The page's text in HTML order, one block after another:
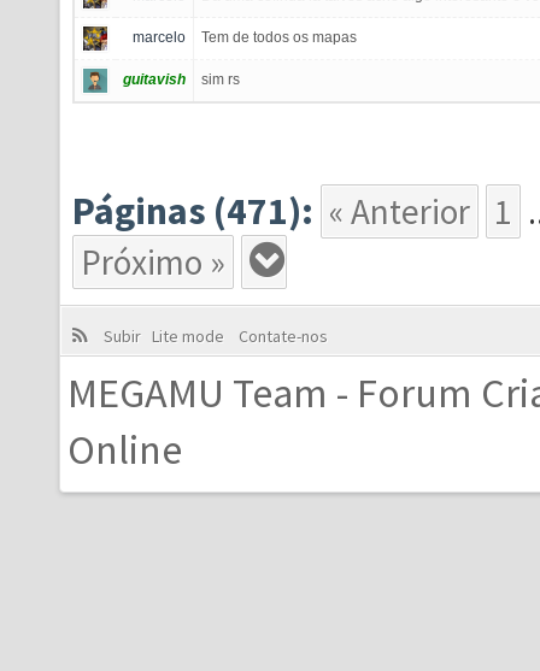
marcelo Tem de todos os mapas
guitavish sim rs
Páginas (471): « Anterior 1
Próximo »
Subir Lite mode Contate-nos
MEGAMU Team - Forum
Online